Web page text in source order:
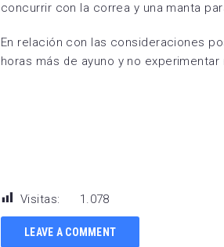
concurrir con la correa y una manta
En relación con las consideraciones
horas más de ayuno y no experimentar
Visitas: 1.078
LEAVE A COMMENT